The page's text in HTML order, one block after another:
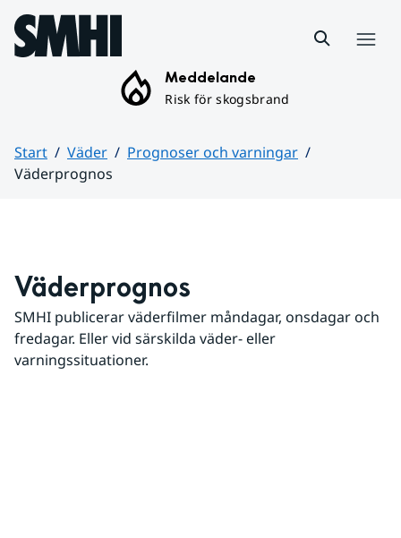
Hoppa till sidans innehåll
Meddelande
Risk för skogsbrand
Start Väder
Prognoser och varningar
Väderprognos
Väderprognos
SMHI publicerar väderfilmer måndagar, onsdagar och
fredagar. Eller vid särskilda väder- eller
varningssituationer.